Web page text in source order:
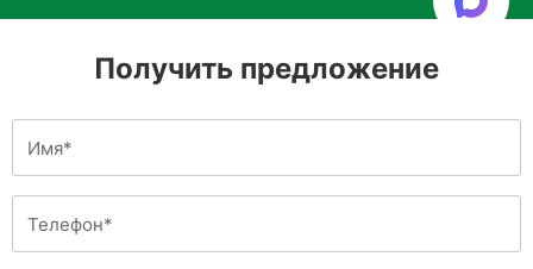
Получить предложение